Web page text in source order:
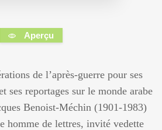
Aperçu
de l’après-guerre pour ses
ses reportages sur le monde arabe
Benoist-Méchin (1901-1983)
homme de lettres, invité vedette